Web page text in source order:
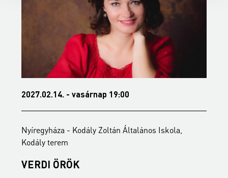
2027.02.14. - vasárnap 19:00
Nyíregyháza - Kodály Zoltán Általános Iskola,
Kodály terem
VERDI ÖRÖK